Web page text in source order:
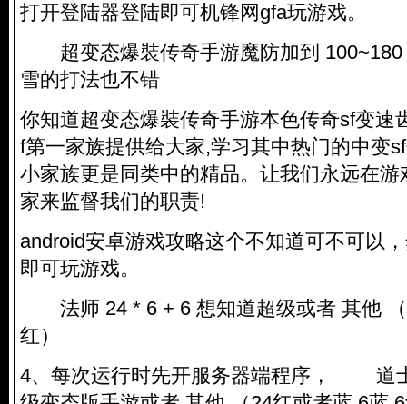
打开登陆器登陆即可机锋网gfa玩游戏。
超变态爆裝传奇手游魔防加到 100~180
雪的打法也不错
你知道超变态爆裝传奇手游本色传奇sf变速
f第一家族提供给大家,学习其中热门的中变
小家族更是同类中的精品。让我们永远在
家来监督我们的职责!
android安卓游戏攻略这个不知道可不可以
即可玩游戏。
法师 24 * 6 + 6 想知道超级或者 其他 （
红）
4、每次运行时先开服务器端程序， 道